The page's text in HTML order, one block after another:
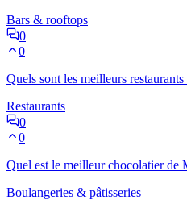
Bars & rooftops
0
0
Quels sont les meilleurs
Restaurants
0
0
Quel est le meilleur chocolatier de
Boulangeries & pâtisseries